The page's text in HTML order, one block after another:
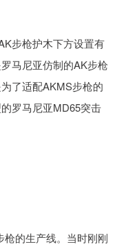
步枪护木下方设置有
马尼亚仿制的AK步枪
了适配AKMS步枪的
罗马尼亚MD65突击
的生产线。当时刚刚